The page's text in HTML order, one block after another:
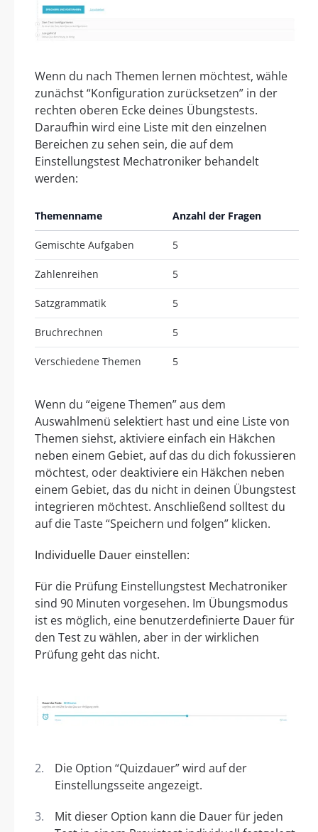
Wenn du nach Themen lernen möchtest, wähle
zunächst “Konfiguration zurücksetzen” in der
rechten oberen Ecke deines Übungstests.
Daraufhin wird eine Liste mit den einzelnen
Bereichen zu sehen sein, die auf dem
Einstellungstest Mechatroniker behandelt
werden:
Themenname Anzahl der Fragen
Gemischte Aufgaben 5
Zahlenreihen 5
Satzgrammatik 5
Bruchrechnen 5
Verschiedene Themen 5
Wenn du “eigene Themen” aus dem
Auswahlmenü selektiert hast und eine Liste von
Themen siehst, aktiviere einfach ein Häkchen
neben einem Gebiet, auf das du dich fokussieren
möchtest, oder deaktiviere ein Häkchen neben
einem Gebiet, das du nicht in deinen Übungstest
integrieren möchtest. Anschließend solltest du
auf die Taste “Speichern und folgen” klicken.
Individuelle Dauer einstellen:
Für die Prüfung Einstellungstest Mechatroniker
sind 90 Minuten vorgesehen. Im Übungsmodus
ist es möglich, eine benutzerdefinierte Dauer für
den Test zu wählen, aber in der wirklichen
Prüfung geht das nicht.
Die Option “Quizdauer” wird auf der
Einstellungsseite angezeigt.
Mit dieser Option kann die Dauer für jeden